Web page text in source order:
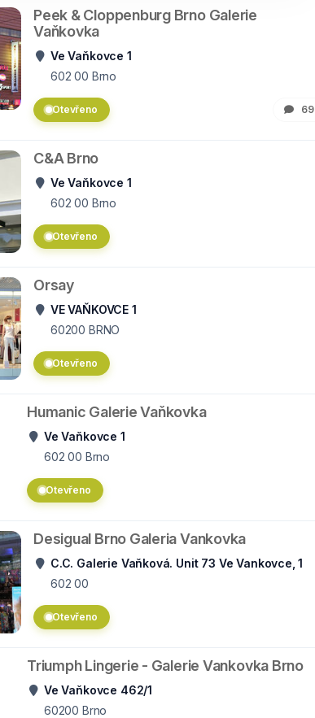
Peek & Cloppenburg Brno Galerie
Vaňkovka
Ve Vaňkovce 1
602 00 Brno
Otevřeno 69
C&A Brno
Ve Vaňkovce 1
602 00 Brno
Otevřeno
Orsay
VE VAŇKOVCE 1
60200 BRNO
Otevřeno
Humanic Galerie Vaňkovka
Ve Vaňkovce 1
602 00 Brno
Otevřeno
Desigual Brno Galeria Vankovka
C.C. Galerie Vaňková‎. Unit 73 Ve Vankovce, 1
602 00
Otevřeno
Triumph Lingerie - Galerie Vankovka Brno
Ve Vaňkovce 462/1
60200 Brno